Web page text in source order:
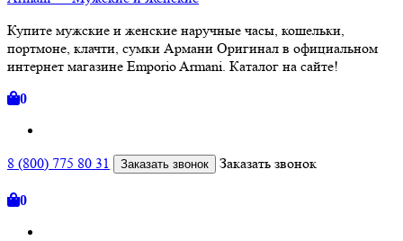
Купите мужские и женские наручные часы, кошельки,
портмоне, клачти, сумки Армани Оригинал в официальном
интернет магазине Emporio Armani. Каталог на сайте!
0
8 (800) 775 80 31 Заказать звонок Заказать звонок
0